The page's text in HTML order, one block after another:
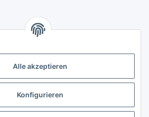
Alle akzeptieren
Konfigurieren